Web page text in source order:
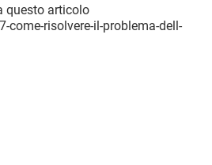
questo articolo
risolvere-il-problema-dell-